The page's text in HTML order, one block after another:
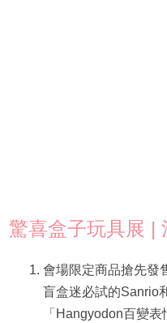
驚喜盒子玩具展 |
會場限定商品搶先發
盲盒迷必試的Sanrio
「Hangyodon百變表